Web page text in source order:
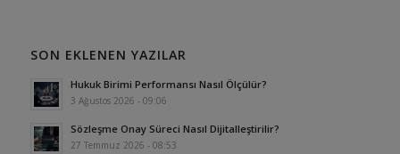
SON EKLENEN YAZILAR
Hukuk Birimi Performansı Nasıl Ölçülür?
3 Ağustos 2026 - 09:06
Sözleşme Onay Süreci Nasıl Dijitalleştirilir?
27 Temmuz 2026 - 08:53